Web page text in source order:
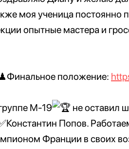
моя ученица постоянно
опытные мастера и
Финальное положение:
М-19
не оставил
Константин Попов.
Франции в своих